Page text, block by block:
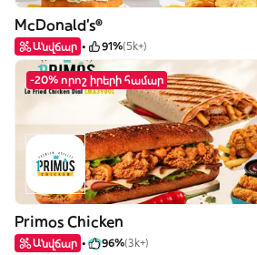
McDonald's®
Անվճար 91%(5k+)
-20% որոշ իրերի համար
Primos Chicken
Անվճար 96%(3k+)